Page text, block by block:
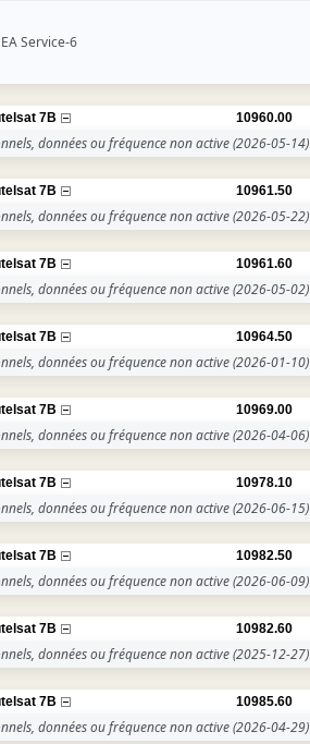
Service-6
7B 10960.00
données ou fréquence non active(2026-05-14)
7B 10961.50
données ou fréquence non active(2026-05-22)
7B 10961.60
données ou fréquence non active(2026-05-02)
7B 10964.50
données ou fréquence non active(2026-01-10)
7B 10969.00
données ou fréquence non active(2026-04-06)
7B 10978.10
données ou fréquence non active(2026-06-15)
7B 10982.50
données ou fréquence non active(2026-06-09)
7B 10982.60
données ou fréquence non active(2025-12-27)
7B 10985.60
données ou fréquence non active(2026-04-29)